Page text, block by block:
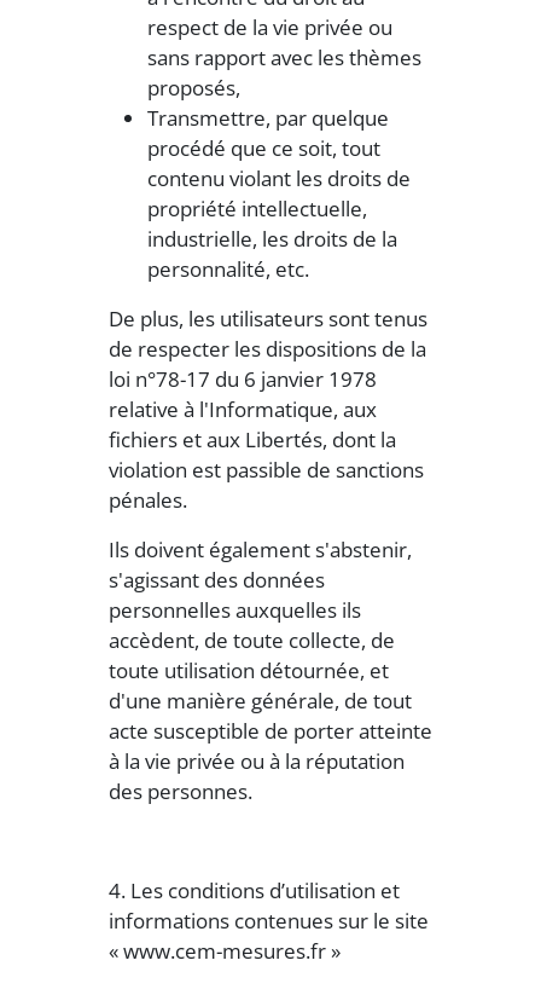
respect de la vie privée ou
sans rapport avec les thèmes
proposés,
Transmettre, par quelque
procédé que ce soit, tout
contenu violant les droits de
propriété intellectuelle,
industrielle, les droits de la
personnalité, etc.
De plus, les utilisateurs sont tenus
de respecter les dispositions de la
loi n°78-17 du 6 janvier 1978
relative à l'Informatique, aux
fichiers et aux Libertés, dont la
violation est passible de sanctions
pénales.
Ils doivent également s'abstenir,
s'agissant des données
personnelles auxquelles ils
accèdent, de toute collecte, de
toute utilisation détournée, et
d'une manière générale, de tout
acte susceptible de porter atteinte
à la vie privée ou à la réputation
des personnes.
4. Les conditions d’utilisation et
informations contenues sur le site
« www.cem-mesures.fr »